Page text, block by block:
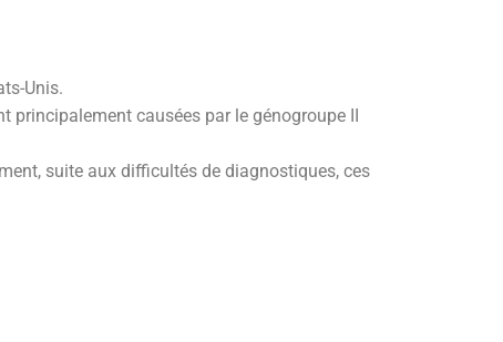
Unis.
principalement causées par le génogroupe II
suite aux difficultés de diagnostiques, ces